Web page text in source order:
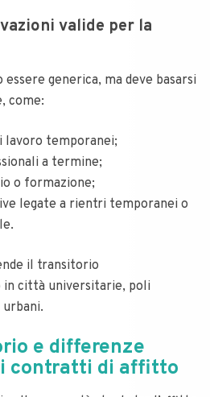
valide per la
generica, ma deve basarsi
come:
temporanei;
a termine;
o formazione;
legate a rientri temporanei o
il transitorio
città universitarie, poli
e differenze
contratti di affitto